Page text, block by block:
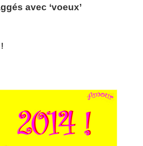
avec ‘voeux’